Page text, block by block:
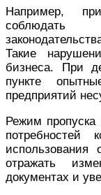
Например,
соблюдать
Такие
бизнеса. При
пункте
предприятий
Режим пропуска
потребностей
использования
отражать
документах и